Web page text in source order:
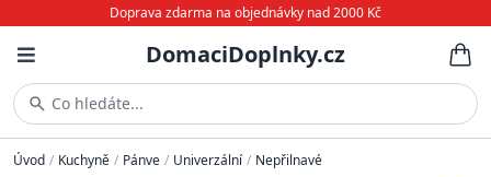
Doprava zdarma na objednávky nad 2000 Kč
DomaciDoplnky.cz
Co hledáte...
Úvod / Kuchyně / Pánve / Univerzální / Nepřilnavé